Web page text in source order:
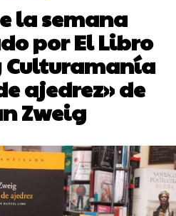
la semana
por El Libro
Culturamanía
ajedrez» de
Zweig